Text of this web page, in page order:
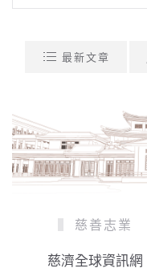
最新文章
慈善志業
慈濟全球資訊網